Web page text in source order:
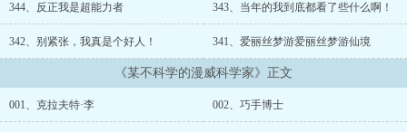
344、反正我是超能力者 343、当年的我到底都看了些什么啊！
342、别紧张，我真是个好人！ 341、爱丽丝梦游爱丽丝梦游仙境
《某不科学的漫威科学家》正文
001、克拉夫特·李 002、巧手博士